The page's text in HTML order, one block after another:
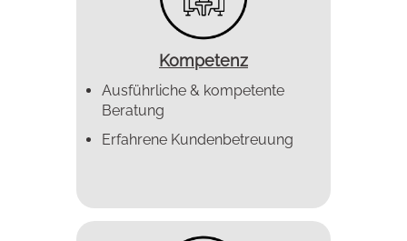
Kompetenz
Ausführliche & kompetente
Beratung
Erfahrene Kundenbetreuung